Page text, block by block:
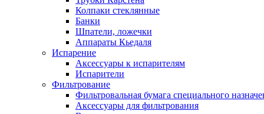
Колпаки стеклянные
Банки
Шпатели, ложечки
Аппараты Кьедаля
Испарение
Аксессуары к испарителям
Испарители
Фильтрование
Фильтровальная бумага специального
Аксессуары для фильтрования